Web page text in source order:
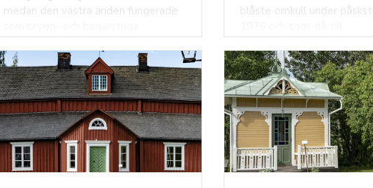
medan den västra änden fungerade
År 1852, i samband med att Nyborg
upphörde som militärt boställe,
förklarades byggnaden utdömd av
militären och någon gång därefter
bör den ha flyttats till sin nuvarande
plats. Byggnaden ingår i
byggnadsminnet Nyborg sedan
1968. Idag är huset en vävstuga.
blåste omkull under
uppskattats till omkring
betyder att den började
gång kring 1740.